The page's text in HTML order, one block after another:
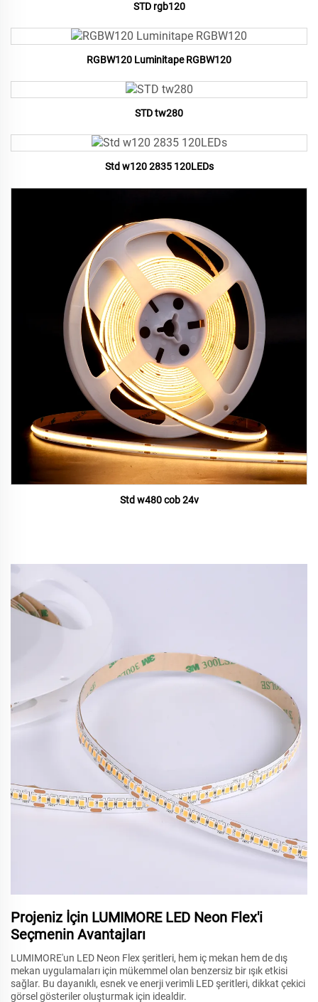
STD rgb120
RGBW120 Luminitape RGBW120
STD tw280
Std w120 2835 120LEDs
Std w480 cob 24v
Projeniz İçin LUMIMORE LED Neon Flex'i
Seçmenin Avantajları
LUMIMORE'un LED Neon Flex şeritleri, hem iç mekan hem de dış
mekan uygulamaları için mükemmel olan benzersiz bir ışık etkisi
sağlar. Bu dayanıklı, esnek ve enerji verimli LED şeritleri, dikkat çekici
görsel gösteriler oluşturmak için idealdir.